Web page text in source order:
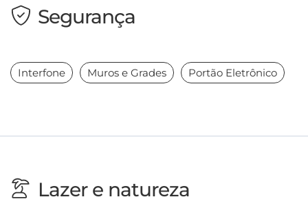
Segurança
Interfone Muros e Grades Portão Eletrônico
Lazer e natureza